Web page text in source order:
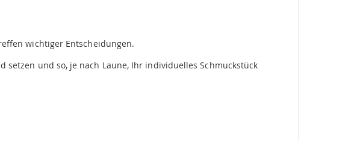
wichtiger Entscheidungen.
setzen und so, je nach Laune, Ihr individuelles Schmuckstück